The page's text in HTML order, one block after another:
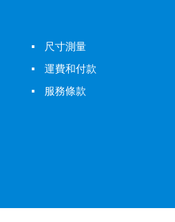
▪
尺寸測量
▪
運費和付款
▪
服務條款